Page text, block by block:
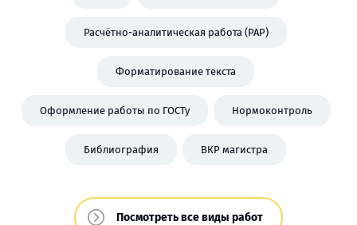
Расчётно-аналитическая работа (РАР)
Форматирование текста
Оформление работы по ГОСТу Нормоконтроль
Библиография ВКР магистра
Посмотреть все виды работ